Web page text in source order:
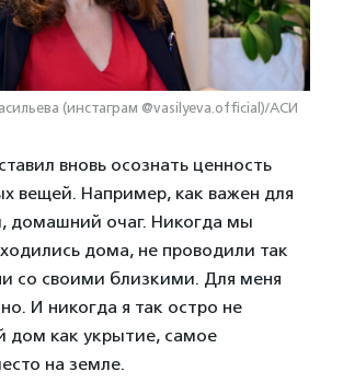
(инстаграм @vasilyeva.official)/АСИ
вновь осознать ценность
вещей. Например, как важен для
домашний очаг. Никогда мы
дома, не проводили так
со своими близкими. Для меня
И никогда я так остро не
дом как укрытие, самое
на земле.